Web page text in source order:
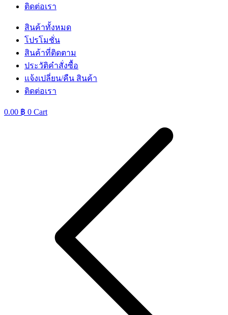
ติดต่อเรา
สินค้าทั้งหมด
โปรโมชั่น
สินค้าที่ติดตาม
ประวัติคำสั่งซื้อ
แจ้งเปลี่ยน/คืน สินค้า
ติดต่อเรา
0.00 ฿ 0 Cart